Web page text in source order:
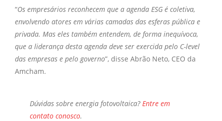
“Os empresários reconhecem que a agenda ESG é coletiva,
envolvendo atores em várias camadas das esferas pública e
privada. Mas eles também entendem, de forma inequívoca,
que a liderança desta agenda deve ser exercida pelo C-level
das empresas e pelo governo”, disse Abrão Neto, CEO da
Amcham.
Dúvidas sobre energia fotovoltaica? Entre em
contato conosco.